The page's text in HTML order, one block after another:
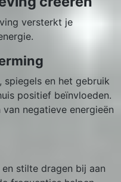
versterkt je
spiegels en het gebruik
positief beïnvloeden.
negatieve energieën
stilte dragen bij aan